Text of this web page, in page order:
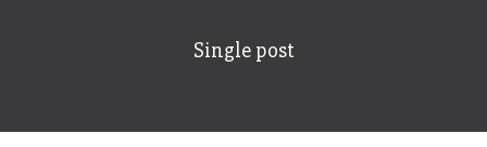
Single post